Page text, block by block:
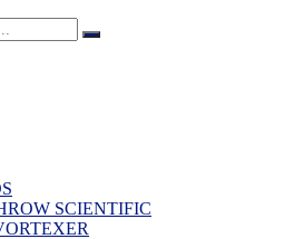
SCIENTIFIC